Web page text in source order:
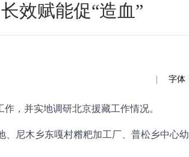
效赋能促“造血”
字体
，并实地调研北京援藏工作情况。
尼木乡东嘎村糌粑加工厂、普松乡中心